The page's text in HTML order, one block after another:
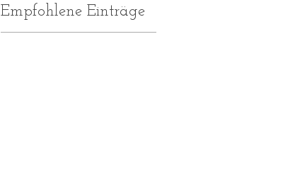
Empfohlene Einträge